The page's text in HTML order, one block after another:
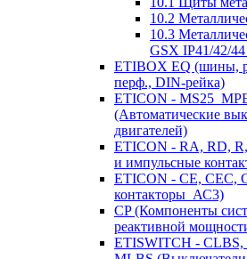
10.2
10.3
GSX IP41/42/
ETIBOX EQ (шины,
перф., DIN-рейка)
ETICON -
(Автоматические
двигателей)
ETICON - RA, RD,
и импульсные
ETICON - CE, CEC,
контакторы_АС3)
CP (Компоненты
реактивной
ETISWITCH -